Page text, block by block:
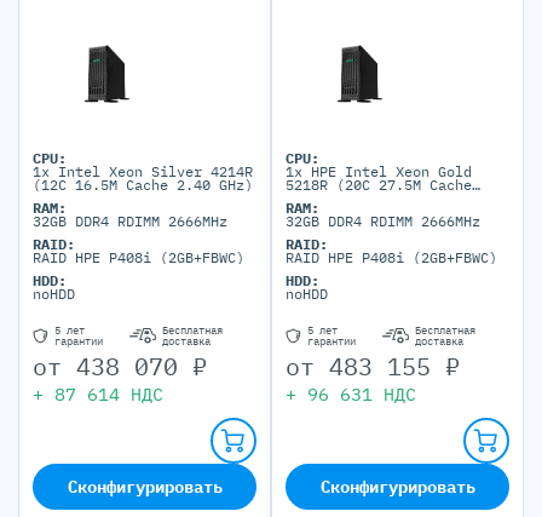
CPU:
1x Intel Xeon Silver 4214R
(12C 16.5M Cache 2.40 GHz)
RAM:
32GB DDR4 RDIMM 2666MHz
RAID:
RAID HPE P408i (2GB+FBWC)
HDD:
noHDD
5 лет
гарантии
Бесплатная
доставка
от 438 070 ₽
+ 87 614 НДС
Сконфигурировать
CPU:
1x HPE Intel Xeon Gold
5218R (20C 27.5M Cache
RAM:
32GB DDR4 RDIMM 2666MHz
RAID:
RAID HPE P408i (2GB+FBWC)
HDD:
noHDD
5 лет
гарантии
Бесплатная
доставка
от 483 155 ₽
+ 96 631 НДС
Сконфигурировать